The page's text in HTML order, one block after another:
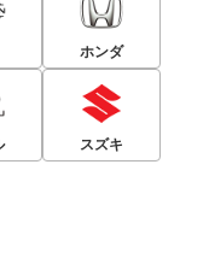
ホンダ
スズキ